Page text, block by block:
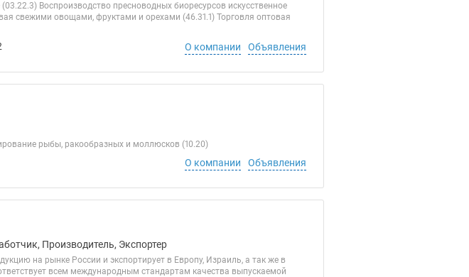
Воспроизводство пресноводных биоресурсов искусственное
свежими овощами, фруктами и орехами (46.31.1) Торговля оптовая
О компании Объявления
рыбы, ракообразных и моллюсков (10.20)
О компании Объявления
Производитель, Экспортер
на рынке России и экспортирует в Европу, Израиль, а так же в
всем международным стандартам качества выпускаемой